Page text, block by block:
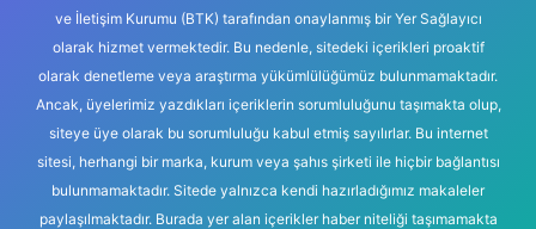
ve İletişim Kurumu (BTK) tarafından onaylanmış bir Yer Sağlayıcı
olarak hizmet vermektedir. Bu nedenle, sitedeki içerikleri proaktif
olarak denetleme veya araştırma yükümlülüğümüz bulunmamaktadır.
Ancak, üyelerimiz yazdıkları içeriklerin sorumluluğunu taşımakta olup,
siteye üye olarak bu sorumluluğu kabul etmiş sayılırlar. Bu internet
sitesi, herhangi bir marka, kurum veya şahıs şirketi ile hiçbir bağlantısı
bulunmamaktadır. Sitede yalnızca kendi hazırladığımız makaleler
paylaşılmaktadır. Burada yer alan içerikler haber niteliği taşımamakta